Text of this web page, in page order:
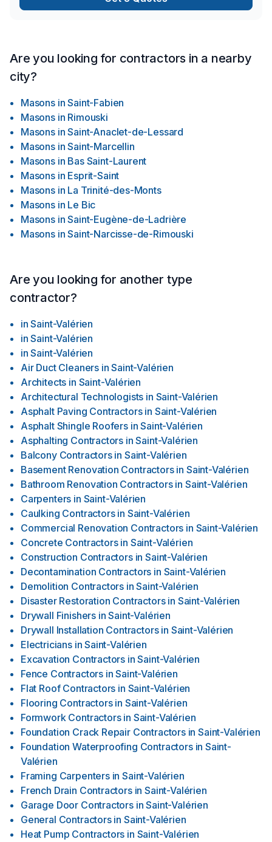
Are you looking for contractors in a nearby
city?
Masons in Saint-Fabien
Masons in Rimouski
Masons in Saint-Anaclet-de-Lessard
Masons in Saint-Marcellin
Masons in Bas Saint-Laurent
Masons in Esprit-Saint
Masons in La Trinité-des-Monts
Masons in Le Bic
Masons in Saint-Eugène-de-Ladrière
Masons in Saint-Narcisse-de-Rimouski
Are you looking for another type
contractor?
in Saint-Valérien
in Saint-Valérien
in Saint-Valérien
Air Duct Cleaners in Saint-Valérien
Architects in Saint-Valérien
Architectural Technologists in Saint-Valérien
Asphalt Paving Contractors in Saint-Valérien
Asphalt Shingle Roofers in Saint-Valérien
Asphalting Contractors in Saint-Valérien
Balcony Contractors in Saint-Valérien
Basement Renovation Contractors in Saint-Valérien
Bathroom Renovation Contractors in Saint-Valérien
Carpenters in Saint-Valérien
Caulking Contractors in Saint-Valérien
Commercial Renovation Contractors in Saint-Valérien
Concrete Contractors in Saint-Valérien
Construction Contractors in Saint-Valérien
Decontamination Contractors in Saint-Valérien
Demolition Contractors in Saint-Valérien
Disaster Restoration Contractors in Saint-Valérien
Drywall Finishers in Saint-Valérien
Drywall Installation Contractors in Saint-Valérien
Electricians in Saint-Valérien
Excavation Contractors in Saint-Valérien
Fence Contractors in Saint-Valérien
Flat Roof Contractors in Saint-Valérien
Flooring Contractors in Saint-Valérien
Formwork Contractors in Saint-Valérien
Foundation Crack Repair Contractors in Saint-Valérien
Foundation Waterproofing Contractors in Saint-
Valérien
Framing Carpenters in Saint-Valérien
French Drain Contractors in Saint-Valérien
Garage Door Contractors in Saint-Valérien
General Contractors in Saint-Valérien
Heat Pump Contractors in Saint-Valérien